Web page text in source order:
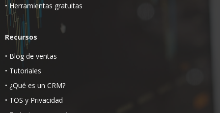
• Herramientas gratuitas
Recursos
• Blog de ventas
• Tutoriales
• ¿Qué es un CRM?
• TOS y Privacidad